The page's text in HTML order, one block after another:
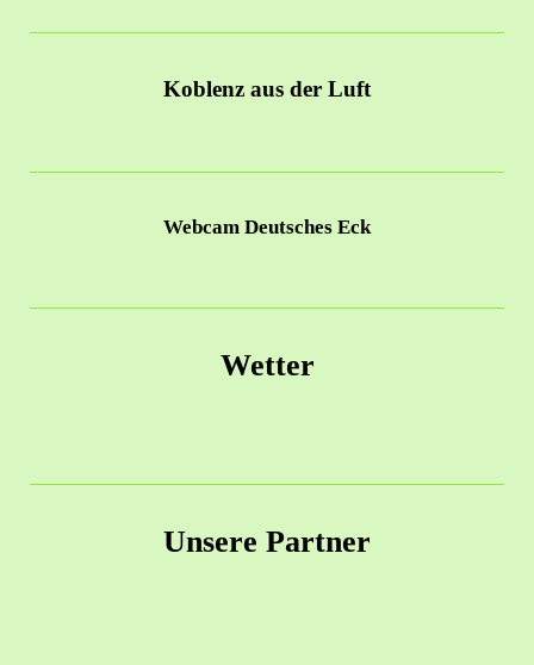
Koblenz aus der Luft
Webcam Deutsches Eck
Wetter
Unsere Partner